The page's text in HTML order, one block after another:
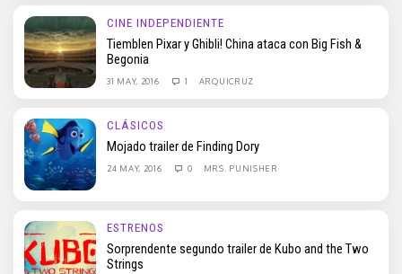
CINE INDEPENDIENTE
Tiemblen Pixar y Ghibli! China ataca con Big Fish &
Begonia
31 MAY, 2016 1 ARQUICRUZ
CLÁSICOS
Mojado trailer de Finding Dory
24 MAY, 2016 0 MRS. PUNISHER
ESTRENOS
Sorprendente segundo trailer de Kubo and the Two
Strings